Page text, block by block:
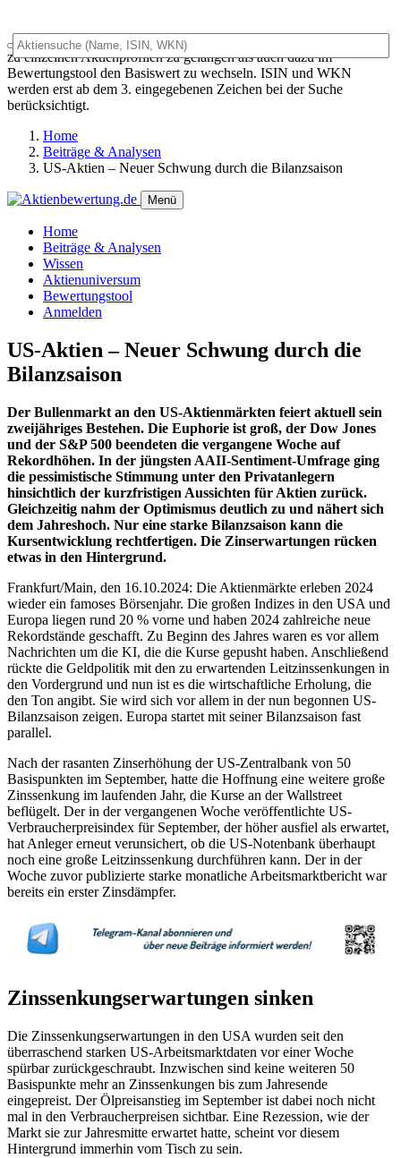
Das Universalsuchfeld dient sowohl als generelles Suchfeld um
zu einzelnen Aktienprofilen zu gelangen als auch dazu im
Bewertungstool den Basiswert zu wechseln. ISIN und WKN
werden erst ab dem 3. eingegebenen Zeichen bei der Suche
berücksichtigt.
Home
Beiträge & Analysen
US-Aktien – Neuer Schwung durch die Bilanzsaison
Menü
Home
Beiträge & Analysen
Wissen
Aktienuniversum
Bewertungstool
Anmelden
US-Aktien – Neuer Schwung durch die
Bilanzsaison
Der Bullenmarkt an den US-Aktienmärkten feiert aktuell sein
zweijähriges Bestehen. Die Euphorie ist groß, der Dow Jones
und der S&P 500 beendeten die vergangene Woche auf
Rekordhöhen. In der jüngsten AAII-Sentiment-Umfrage ging
die pessimistische Stimmung unter den Privatanlegern
hinsichtlich der kurzfristigen Aussichten für Aktien zurück.
Gleichzeitig nahm der Optimismus deutlich zu und nähert sich
dem Jahreshoch. Nur eine starke Bilanzsaison kann die
Kursentwicklung rechtfertigen. Die Zinserwartungen rücken
etwas in den Hintergrund.
Frankfurt/Main, den 16.10.2024: Die Aktienmärkte erleben 2024
wieder ein famoses Börsenjahr. Die großen Indizes in den USA und
Europa liegen rund 20 % vorne und haben 2024 zahlreiche neue
Rekordstände geschafft. Zu Beginn des Jahres waren es vor allem
Nachrichten um die KI, die die Kurse gepusht haben. Anschließend
rückte die Geldpolitik mit den zu erwartenden Leitzinssenkungen in
den Vordergrund und nun ist es die wirtschaftliche Erholung, die
den Ton angibt. Sie wird sich vor allem in der nun begonnen US-
Bilanzsaison zeigen. Europa startet mit seiner Bilanzsaison fast
parallel.
Nach der rasanten Zinserhöhung der US-Zentralbank von 50
Basispunkten im September, hatte die Hoffnung eine weitere große
Zinssenkung im laufenden Jahr, die Kurse an der Wallstreet
beflügelt. Der in der vergangenen Woche veröffentlichte US-
Verbraucherpreisindex für September, der höher ausfiel als erwartet,
hat Anleger erneut verunsichert, ob die US-Notenbank überhaupt
noch eine große Leitzinssenkung durchführen kann. Der in der
Woche zuvor publizierte starke monatliche Arbeitsmarktbericht war
bereits ein erster Zinsdämpfer.
Zinssenkungserwartungen sinken
Die Zinssenkungserwartungen in den USA wurden seit den
überraschend starken US-Arbeitsmarktdaten vor einer Woche
spürbar zurückgeschraubt. Inzwischen sind keine weiteren 50
Basispunkte mehr an Zinssenkungen bis zum Jahresende
eingepreist. Der Ölpreisanstieg im September ist dabei noch nicht
mal in den Verbraucherpreisen sichtbar. Eine Rezession, wie der
Markt sie zur Jahresmitte erwartet hatte, scheint vor diesem
Hintergrund immerhin vom Tisch zu sein.